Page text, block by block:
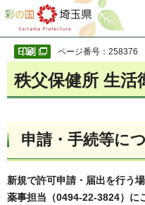
彩の国 埼玉県
ページ番号：258376
秩父保健所 生活
申請・手続等に
新規で許可申請・届出を行う
薬事担当（0494-22-3824）に